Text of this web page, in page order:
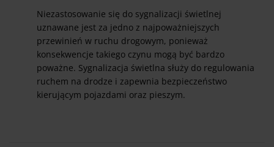
Niezastosowanie się do sygnalizacji świetlnej
uznawane jest za jedno z najpoważniejszych
przewinień w ruchu drogowym, ponieważ
konsekwencje takiego czynu mogą być bardzo
poważne. Sygnalizacja świetlna służy do regulowania
ruchem na drodze i zapewnia bezpieczeństwo
kierującym pojazdami oraz pieszym.